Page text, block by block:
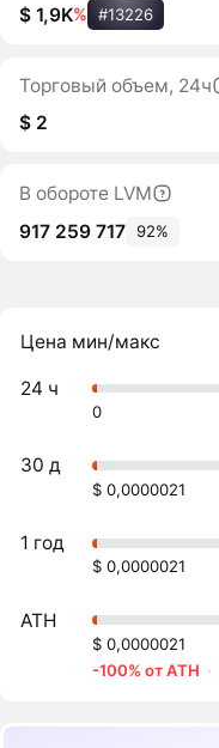
$ 1,9K% #13226
Торговый объем, 24ч
$ 2
В обороте LVM
917 259 717 92%
Цена мин/макс
24 ч
0
30 д
$ 0,0000021
1 год
$ 0,0000021
ATH
$ 0,0000021
-100% от ATH ·